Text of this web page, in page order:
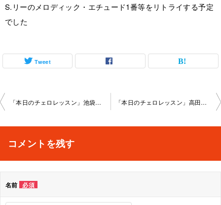
S.リーのメロディック・エチュード1番等をリトライする予定
でした
Tweet
投
ビ
「本日のチェロレッスン」池袋教室2024-2-27-no0021-1059 「本日のチェロレッスン」高田馬場教室2024-3-3-no0021-1129
コメントを残す
名前 必須